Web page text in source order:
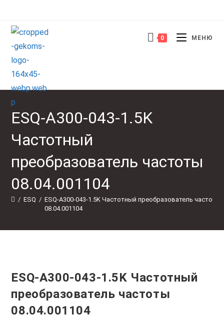
содержимому
0 МЕНЮ
ESQ-A300-043-1.5K
Частотный
преобразователь частоты
08.04.001104
/ ESQ / ESQ-A300-043-1.5K Частотный преобразователь частоты
08.04.001104
ESQ-A300-043-1.5K Частотный
преобразователь частоты
08.04.001104